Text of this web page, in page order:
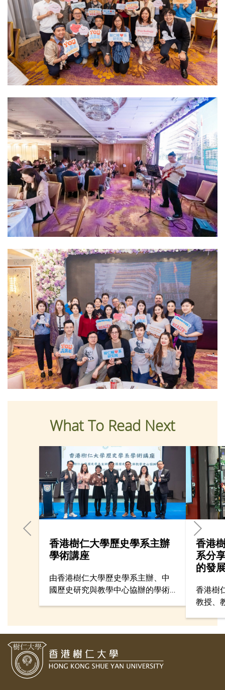
What To Read Next
香港樹仁大學歷史學系主辦
學術講座
由香港樹仁大學歷史學系主辦、中
國歷史研究與教學中心協辦的學術
化團體逾百名師生參加。
香港
系分
的發
香港樹
教授、
享香港